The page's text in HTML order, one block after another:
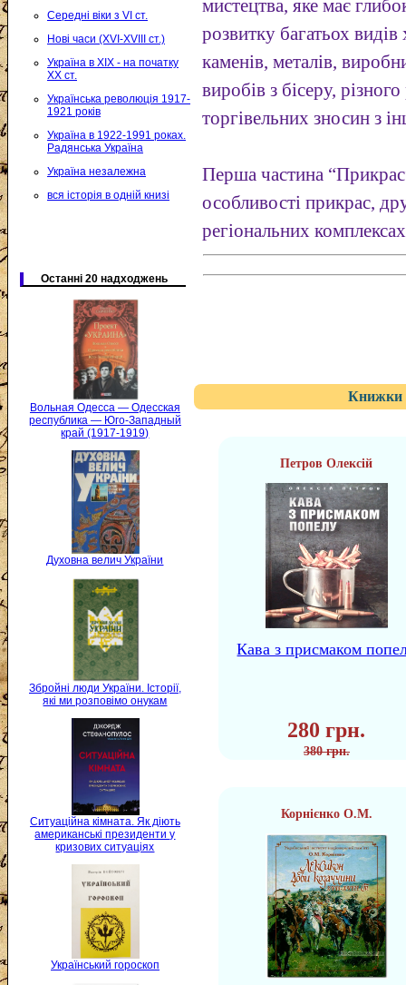
Середні віки з VI ст.
Нові часи (XVI-XVIII ст.)
Україна в XIX - на початку
XX ст.
Українська революція 1917-
1921 років
Україна в 1922-1991 роках.
Радянська Україна
Україна незалежна
вся історія в одній книзі
Останні 20 надходжень
Вольная Одесса — Одесская
республика — Юго-Западный
край (1917-1919)
Духовна велич України
Збройні люди України. Історії,
які ми розповімо онукам
Ситуаційна кімната. Як діють
американські президенти у
кризових ситуаціях
Український гороскоп
мистецтва, яке має
розвитку багатьох
каменів, металів,
виробів з бісеру,
торгівельних зносин з
Перша частина
особливості прикрас,
регіональних
Книжки
Петров Олексій
Кава з присмаком
280 грн.
380 грн.
Корнієнко О.М.